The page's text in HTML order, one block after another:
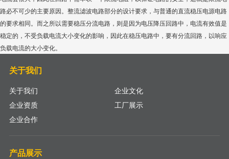
路必不可少的主要原因。整流滤波电路部分的设计要求，与普通的直流稳压电源电路
的要求相同。而之所以需要稳压分流电路，则是因为电压降压回路中，电流有效值是
稳定的，不受负载电流大小变化的影响，因此在稳压电路中，要有分流回路，以响应
负载电流的大小变化。
关于我们
关于我们
企业文化
企业资质
工厂展示
企业合作
产品展示